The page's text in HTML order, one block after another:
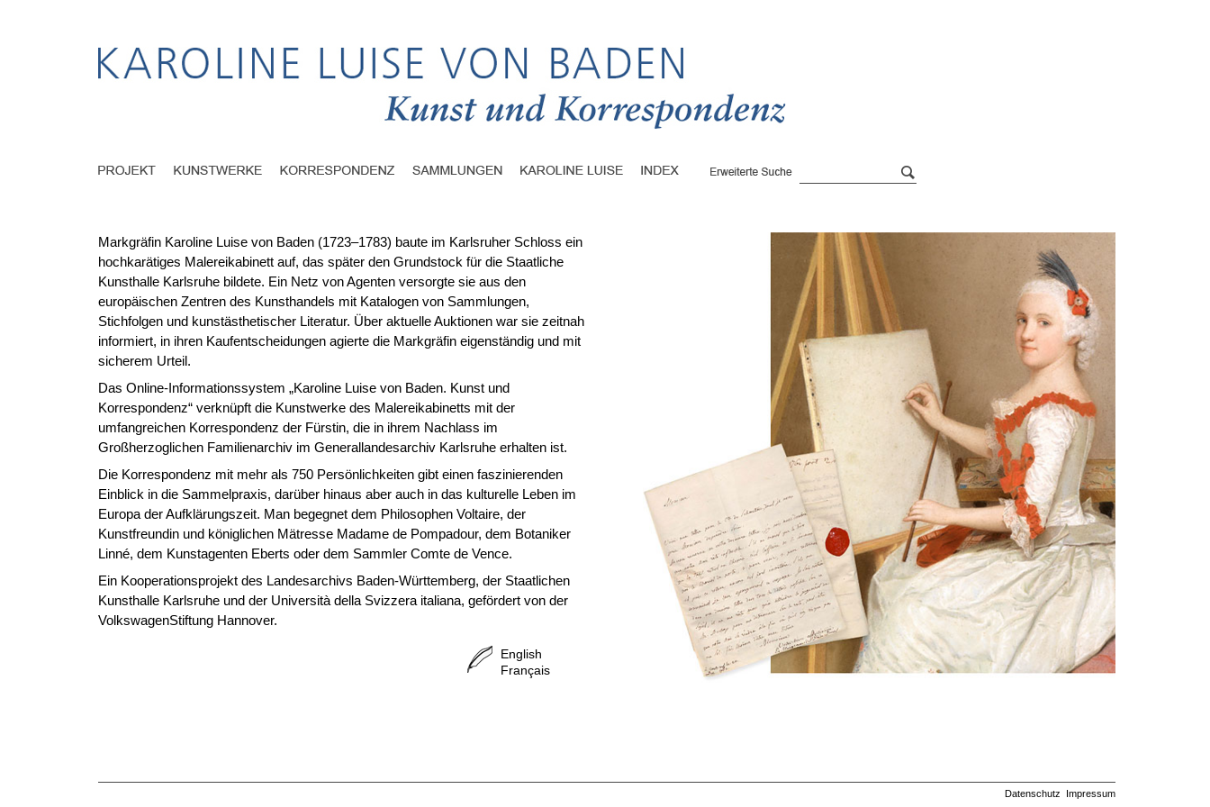
Markgräfin Karoline Luise von Baden (1723–1783) baute im Karlsruher Schloss ein
hochkarätiges Malereikabinett auf, das später den Grundstock für die Staatliche
Kunsthalle Karlsruhe bildete. Ein Netz von Agenten versorgte sie aus den
europäischen Zentren des Kunsthandels mit Katalogen von Sammlungen,
Stichfolgen und kunstästhetischer Literatur. Über aktuelle Auktionen war sie zeitnah
informiert, in ihren Kaufentscheidungen agierte die Markgräfin eigenständig und mit
sicherem Urteil.
Das Online-Informationssystem „Karoline Luise von Baden. Kunst und
Korrespondenz“ verknüpft die Kunstwerke des Malereikabinetts mit der
umfangreichen Korrespondenz der Fürstin, die in ihrem Nachlass im
Großherzoglichen Familienarchiv im Generallandesarchiv Karlsruhe erhalten ist.
Die Korrespondenz mit mehr als 750 Persönlichkeiten gibt einen faszinierenden
Einblick in die Sammelpraxis, darüber hinaus aber auch in das kulturelle Leben im
Europa der Aufklärungszeit. Man begegnet dem Philosophen Voltaire, der
Kunstfreundin und königlichen Mätresse Madame de Pompadour, dem Botaniker
Linné, dem Kunstagenten Eberts oder dem Sammler Comte de Vence.
Ein Kooperationsprojekt des Landesarchivs Baden-Württemberg, der Staatlichen
Kunsthalle Karlsruhe und der Università della Svizzera italiana, gefördert von der
VolkswagenStiftung Hannover.
English
Français
Datenschutz Impressum